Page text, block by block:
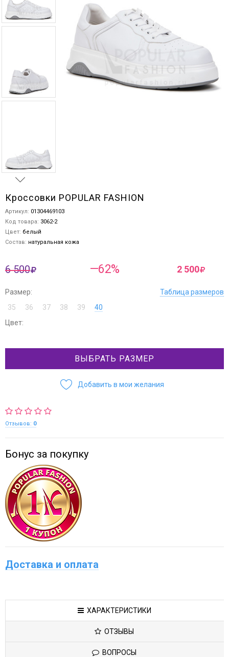
Кроссовки POPULAR FASHION
Артикул: 01304469103
Код товара: 3062-2
Цвет: белый
Состав: натуральная кожа
6 500 —62% 2 500
Размер:
Таблица размеров
35
36 37 38 39
40
Цвет:
ВЫБРАТЬ РАЗМЕР
Добавить в мои желания
Отзывов: 0
Бонус за покупку
Доставка и оплата
ХАРАКТЕРИСТИКИ
ОТЗЫВЫ
ВОПРОСЫ